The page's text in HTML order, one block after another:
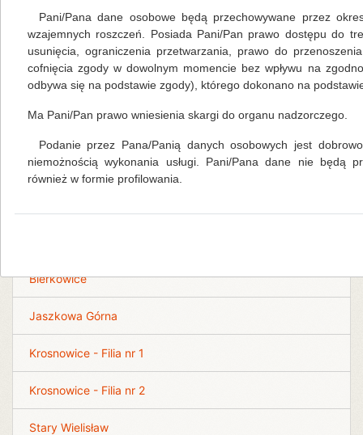
Przedsiębiorczości. Opiekunem grupy jest pan Marek
Królikowski, który zachęca młodzież do twórczego
działania, wskazuje możliwości finansowania, wspiera
swoją wiedzą. Czł
czytaj więcej...
Filie
Bierkowice
Jaszkowa Górna
Krosnowice - Filia nr 1
Krosnowice - Filia nr 2
Stary Wielisław
Pani/Pana dane osobowe będą przechowywane przez
wzajemnych roszczeń. Posiada Pani/Pan prawo dostępu do
usunięcia, ograniczenia przetwarzania, prawo do
cofnięcia zgody w dowolnym momencie bez wpływu na
odbywa się na podstawie zgody), którego dokonano na
Ma Pani/Pan prawo wniesienia skargi do organu nadzorczego.
Podanie przez Pana/Panią danych osobowych jest
niemożnością wykonania usługi. Pani/Pana dane nie będą
również w formie profilowania.